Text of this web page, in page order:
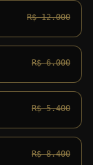
R$ 12.000
R$ 6.000
R$ 5.400
R$ 8.400